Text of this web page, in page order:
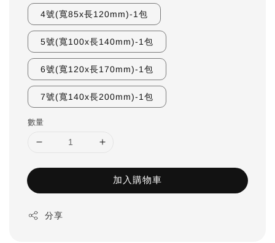
4號(寬85x長120mm)-1包
5號(寬100x長140mm)-1包
6號(寬120x長170mm)-1包
7號(寬140x長200mm)-1包
數量
加入購物車
分享